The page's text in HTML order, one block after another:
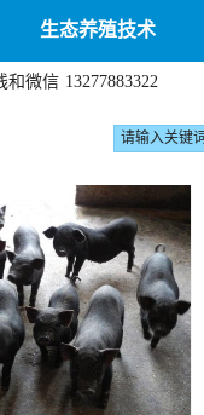
生态养殖技术
和微信 13277883322